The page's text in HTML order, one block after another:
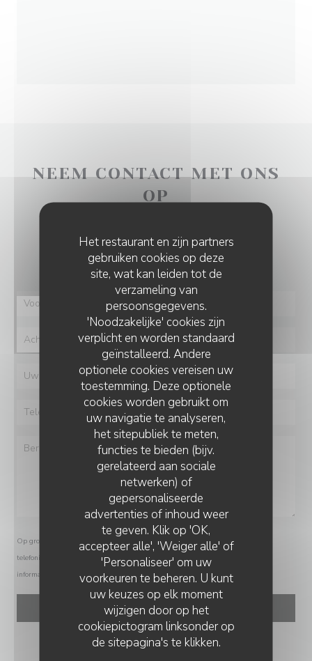
Het restaurant en zijn partners
gebruiken cookies op deze
site, wat kan leiden tot de
verzameling van
persoonsgegevens.
'Noodzakelijke' cookies zijn
verplicht en worden standaard
geïnstalleerd. Andere
optionele cookies vereisen uw
toestemming. Deze optionele
cookies worden gebruikt om
uw navigatie te analyseren,
het sitepubliek te meten,
functies te bieden (bijv.
gerelateerd aan sociale
netwerken) of
gepersonaliseerde
advertenties of inhoud weer
te geven. Klik op 'OK,
accepteer alle', 'Weiger alle' of
'Personaliseer' om uw
voorkeuren te beheren. U kunt
uw keuzes op elk moment
wijzigen door op het
cookiepictogram linksonder op
de sitepagina's te klikken.
NEEM CONTACT MET ONS
OP
Wilt u contact met ons opnemen?
Vul het onderstaande formulier in!
Op grond van de privacywetgeving heeft u het recht om u af te melden voor
telefonische marketing via het Bel-me-niet Register:bel-me-niet.nl
informatie over hoe wij uw gegevens verwerken, zie ons
privacybeleid
CHEZ PATACOL LS